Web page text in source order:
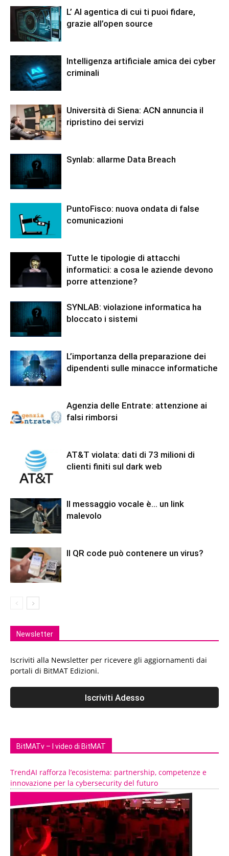
L’ AI agentica di cui ti puoi fidare,
grazie all’open source
Intelligenza artificiale amica dei cyber
criminali
Università di Siena: ACN annuncia il
ripristino dei servizi
Synlab: allarme Data Breach
PuntoFisco: nuova ondata di false
comunicazioni
Tutte le tipologie di attacchi
informatici: a cosa le aziende devono
porre attenzione?
SYNLAB: violazione informatica ha
bloccato i sistemi
L’importanza della preparazione dei
dipendenti sulle minacce informatiche
Agenzia delle Entrate: attenzione ai
falsi rimborsi
AT&T violata: dati di 73 milioni di
clienti finiti sul dark web
Il messaggio vocale è… un link
malevolo
Il QR code può contenere un virus?
Newsletter
Iscriviti alla Newsletter per ricevere gli aggiornamenti dai
portali di BitMAT Edizioni.
BitMATv – I video di BitMAT
TrendAI rafforza l’ecosistema: partnership, competenze e
innovazione per la cybersecurity del futuro